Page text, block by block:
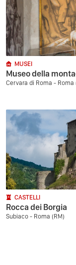
MUSEI
Museo della
Cervara di Roma - Roma
CASTELLI
Rocca dei Borgia
Subiaco - Roma (RM)